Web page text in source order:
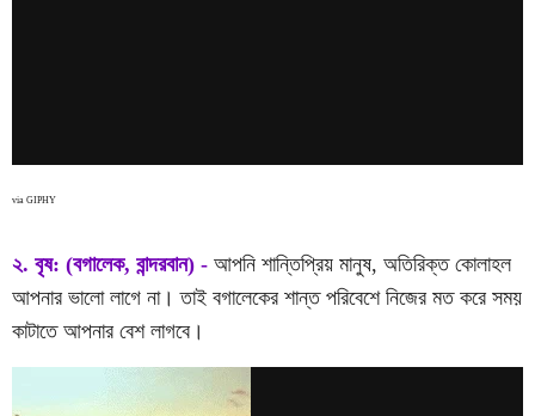
via GIPHY
২. বৃষ: (বগালেক, বান্দরবান) - আপনি শান্তিপ্রিয় মানুষ, অতিরিক্ত কোলাহল
আপনার ভালো লাগে না। তাই বগালেকের শান্ত পরিবেশে নিজের মত করে সময়
কাটাতে আপনার বেশ লাগবে।